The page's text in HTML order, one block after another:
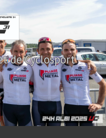
de Cyclosport